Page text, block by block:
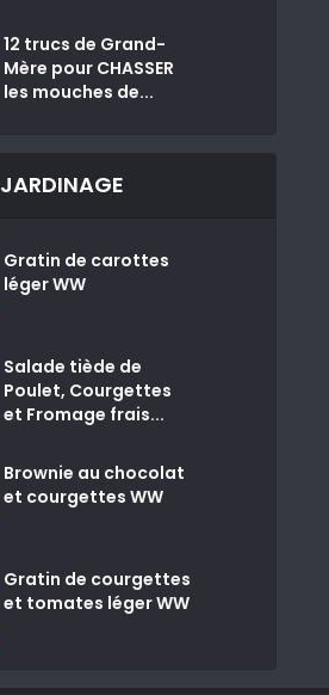
12 trucs de Grand-
Mère pour CHASSER
les mouches de...
JARDINAGE
Gratin de carottes
léger WW
Salade tiède de
Poulet, Courgettes
et Fromage frais...
Brownie au chocolat
et courgettes WW
Gratin de courgettes
et tomates léger WW